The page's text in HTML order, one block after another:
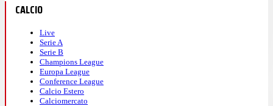
CALCIO
Live
Serie A
Serie B
Champions League
Europa League
Conference League
Calcio Estero
Calciomercato